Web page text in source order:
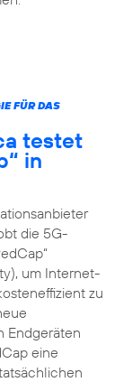
FÜR DAS
testet
in
die 5G-
um Internet-
zu
Endgeräten
eine